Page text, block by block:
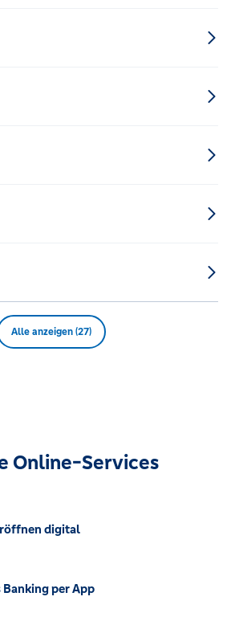
Alle anzeigen (27)
Online-Services
digital
per App